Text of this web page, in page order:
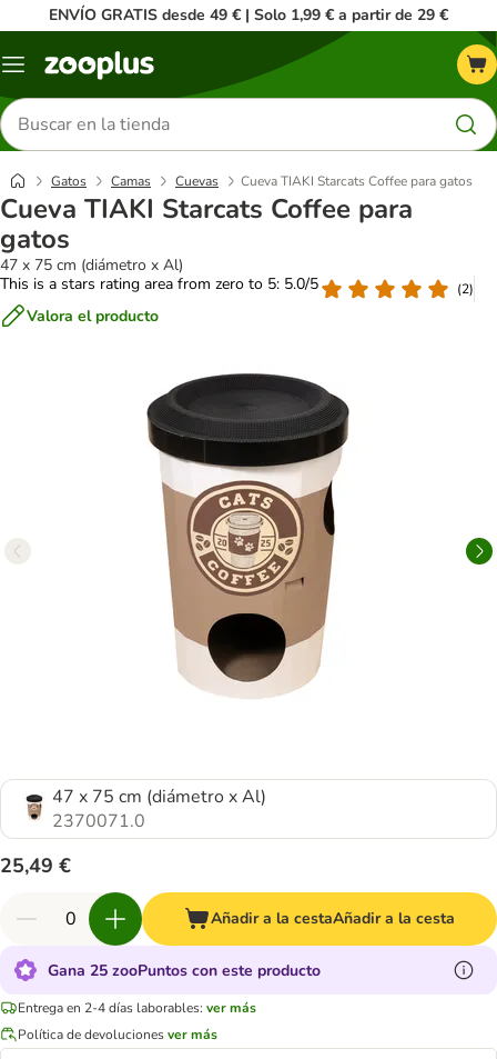
ENVÍO GRATIS desde 49 € | Solo 1,99 € a partir de 29 €
Menú
Buscar
productos
Gatos Camas Cuevas Cueva TIAKI Starcats Coffee para gatos
Cueva TIAKI Starcats Coffee para
gatos
47 x 75 cm (diámetro x Al)
This is a stars rating area from zero to 5: 5.0/5
(2)
Valora el producto
47 x 75 cm (diámetro x Al)
2370071.0
25,49 €
Añadir a la cestaAñadir a la cesta
Gana 25 zooPuntos con este producto
Entrega en 2-4 días laborables: ver más
Política de devolucionesver más